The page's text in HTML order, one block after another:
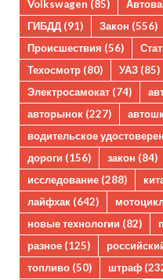
Volkswagen (85)
ГИБДД (91) Закон (556)
Происшествия (56)
Техосмотр (80) УАЗ (85)
Электросамокат (74)
авторынок (227)
водительское
дороги (156) закон (84)
исследование (288)
лайфхак (642)
новые технологии (82)
разное (125)
топливо (50) штраф